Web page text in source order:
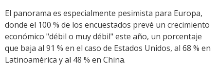
El panorama es especialmente pesimista para Europa,
donde el 100 % de los encuestados prevé un crecimiento
económico "débil o muy débil" este año, un porcentaje
que baja al 91 % en el caso de Estados Unidos, al 68 % en
Latinoamérica y al 48 % en China.